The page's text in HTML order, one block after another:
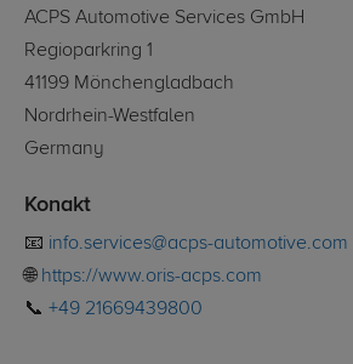
ACPS Automotive Services GmbH
Regioparkring 1
41199 Mönchengladbach
Nordrhein-Westfalen
Germany
Konakt
📧 info.services@acps-automotive.com
🌐 https://www.oris-acps.com
📞 +49 21669439800